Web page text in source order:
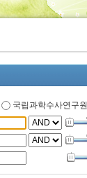
국립과학수사연구원